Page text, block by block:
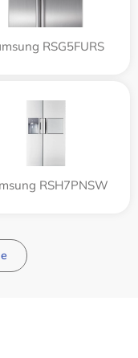
RSG5FURS
RSH7PNSW